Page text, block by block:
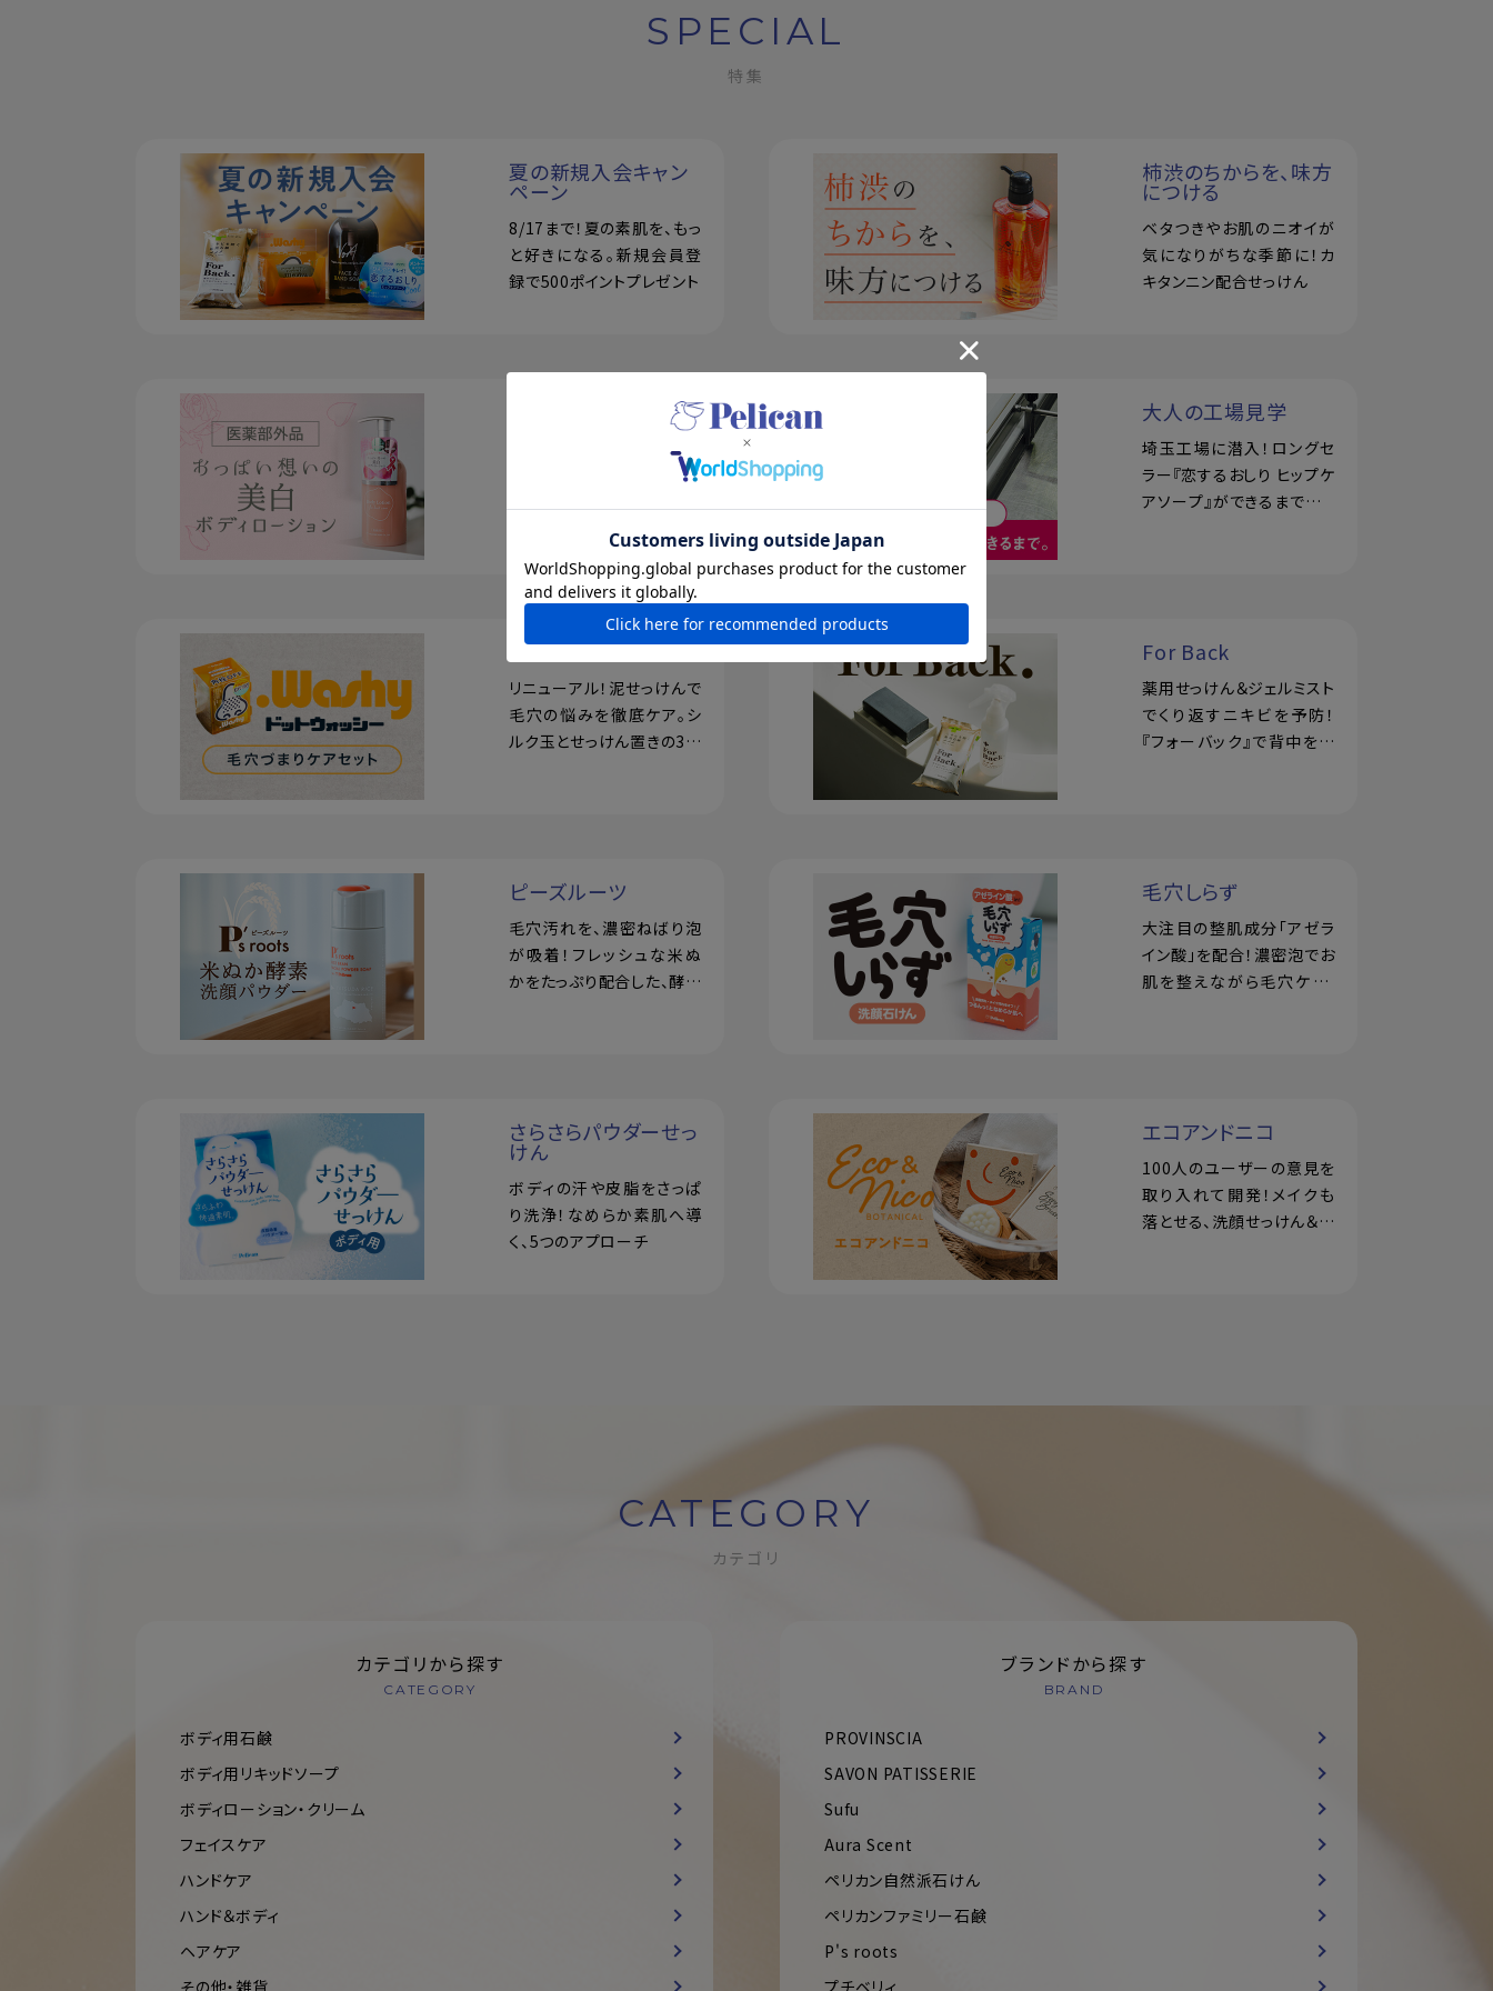
SPECIAL
特集
夏の新規入会キャン
ペーン
8/17まで！夏の素肌を、もっ
と好きになる。新規会員登
録で500ポイントプレゼント
柿渋のちからを、味方
につける
ベタつきやお肌のニオイが
気になりがちな季節に！カ
キタンニン配合せっけん
薬用保湿ケアアイテムが登
場！美白ボディローション
大人の工場見学
埼玉工場に潜入！ロングセ
ラー『恋するおしり ヒップケ
アソープ』ができるまでをレ
ドットウォッシー
リニューアル！泥せっけんで
毛穴の悩みを徹底ケア。シ
ルク玉とせっけん置きの3点
For Back
薬用せっけん＆ジェルミスト
でくり返すニキビを予防！
『フォーバック』で背中を集
ピーズルーツ
毛穴汚れを、濃密ねばり泡
が吸着！フレッシュな米ぬ
かをたっぷり配合した、酵素
毛穴しらず
大注目の整肌成分「アゼラ
イン酸」を配合！濃密泡でお
肌を整えながら毛穴ケア、
さらさらパウダーせっ
けん
ボディの汗や皮脂をさっぱ
り洗浄！なめらか素肌へ導
く、5つのアプローチ
エコアンドニコ
100人のユーザーの意見を
取り入れて開発！メイクも
落とせる、洗顔せっけん＆洗
CATEGORY
カテゴリ
カテゴリから探す
CATEGORY
ボディ用石鹸
ボディ用リキッドソープ
ボディローション・クリーム
フェイスケア
ハンドケア
ハンド＆ボディ
ヘアケア
その他・雑貨
ブランドから探す
BRAND
PROVINSCIA
SAVON PATISSERIE
Sufu
Aura Scent
ペリカン自然派石けん
ペリカンファミリー石鹸
P's roots
プチベリィ